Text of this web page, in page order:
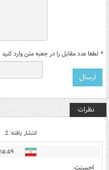
* لطفا عدد مقابل را در جعبه متن وارد کنید
نظرات
انتشار یافته: 2
۱۵:۵۹ - ۱۴۰۲/۱۲/۰۶